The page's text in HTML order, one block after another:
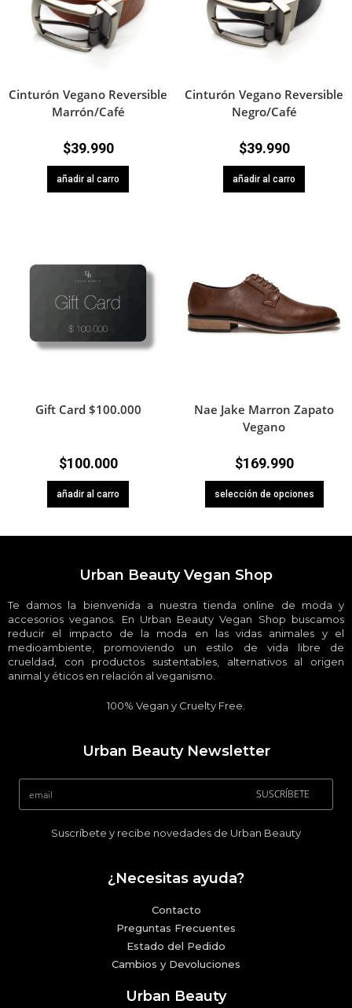
Cinturón Vegano Reversible
Marrón/Café
$39.990
añadir al carro
Cinturón Vegano Reversible
Negro/Café
$39.990
añadir al carro
Gift Card $100.000
$100.000
añadir al carro
Nae Jake Marron Zapato
Vegano
$169.990
selección de opciones
Urban Beauty Vegan Shop
Te damos la bienvenida a nuestra tienda online de moda y
accesorios veganos. En Urban Beauty Vegan Shop buscamos
reducir el impacto de la moda en las vidas animales y el
medioambiente, promoviendo un estilo de vida libre de
crueldad, con productos sustentables, alternativos al origen
animal y éticos en relación al veganismo.
100% Vegan y Cruelty Free.
Urban Beauty Newsletter
SUSCRÍBETE
Suscríbete y recibe novedades de Urban Beauty
¿Necesitas ayuda?
Contacto
Preguntas Frecuentes
Estado del Pedido
Cambios y Devoluciones
Urban Beauty